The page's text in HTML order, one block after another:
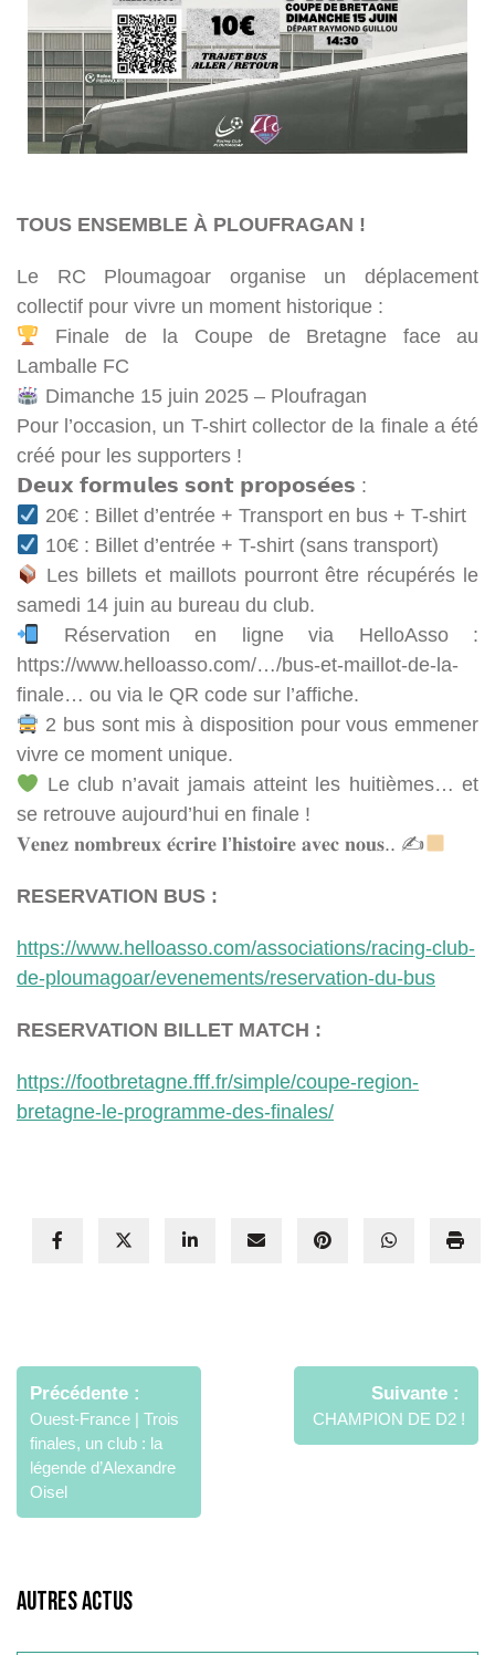
TOUS ENSEMBLE À PLOUFRAGAN !
Le RC Ploumagoar organise un déplacement
collectif pour vivre un moment historique :
Finale de la Coupe de Bretagne face au
Lamballe FC
Dimanche 15 juin 2025 – Ploufragan
Pour l’occasion, un T-shirt collector de la finale a été
créé pour les supporters !
𝗗𝗲𝘂𝘅 𝗳𝗼𝗿𝗺𝘂𝗹𝗲𝘀 𝘀𝗼𝗻𝘁 𝗽𝗿𝗼𝗽𝗼𝘀𝗲́𝗲𝘀 :
20€ : Billet d’entrée + Transport en bus + T-shirt
10€ : Billet d’entrée + T-shirt (sans transport)
Les billets et maillots pourront être récupérés le
samedi 14 juin au bureau du club.
Réservation en ligne via HelloAsso :
https://www.helloasso.com/…/bus-et-maillot-de-la-
finale… ou via le QR code sur l’affiche.
2 bus sont mis à disposition pour vous emmener
vivre ce moment unique.
Le club n’avait jamais atteint les huitièmes… et
se retrouve aujourd’hui en finale !
𝐕𝐞𝐧𝐞𝐳 𝐧𝐨𝐦𝐛𝐫𝐞𝐮𝐱 𝐞́𝐜𝐫𝐢𝐫𝐞 𝐥’𝐡𝐢𝐬𝐭𝐨𝐢𝐫𝐞 𝐚𝐯𝐞𝐜 𝐧𝐨𝐮𝐬.. ✍
RESERVATION BUS :
https://www.helloasso.com/associations/racing-club-
de-ploumagoar/evenements/reservation-du-bus
RESERVATION BILLET MATCH :
https://footbretagne.fff.fr/simple/coupe-region-
bretagne-le-programme-des-finales/
de
l’article
Précédente
Ouest-France | Trois
finales, un club : la
légende d’Alexandre
Oisel
Suivante
CHAMPION DE D2 !
Autres Actus